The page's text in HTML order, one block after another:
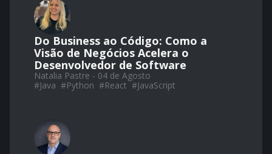
Do Business ao Código: Como a
Visão de Negócios Acelera o
Desenvolvedor de Software
Natalia Pastre - 04 de Agosto
#Java #Python #React #JavaScript